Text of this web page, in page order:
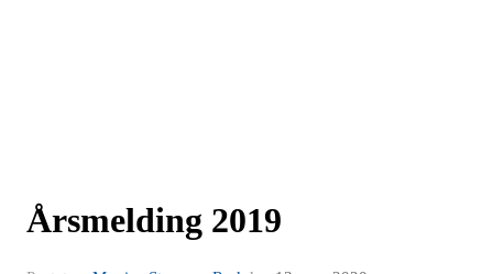
Årsmelding 2019